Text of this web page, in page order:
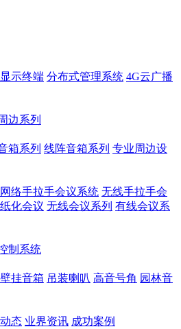
示终端 分布式管理系统 4G云广播
边系列
箱系列 线阵音箱系列 专业周边设
络手拉手会议系统 无线手拉手会
化会议 无线会议系列 有线会议系
制系统
壁挂音箱 吊装喇叭 高音号角 园林音
态 业界资讯 成功案例